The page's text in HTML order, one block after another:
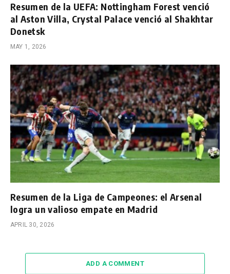
Resumen de la UEFA: Nottingham Forest venció
al Aston Villa, Crystal Palace venció al Shakhtar
Donetsk
MAY 1, 2026
Resumen de la Liga de Campeones: el Arsenal
logra un valioso empate en Madrid
APRIL 30, 2026
ADD A COMMENT